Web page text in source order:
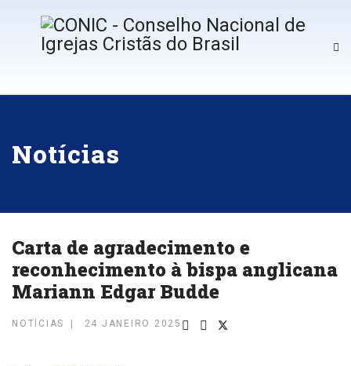
Notícias
Carta de agradecimento e
reconhecimento à bispa anglicana
Mariann Edgar Budde
NOTÍCIAS 24 JANEIRO 2025